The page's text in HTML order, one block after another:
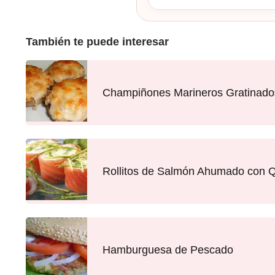
También te puede interesar
Champiñones Marineros
Rollitos de Salmón Ahumado con
Hamburguesa de Pescado